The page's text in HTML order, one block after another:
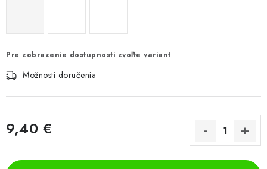
Pre zobrazenie dostupnosti zvoľte variant
Možnosti doručenia
9,40 €